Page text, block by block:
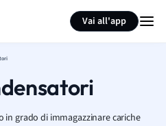
Vai all'app
grado di immagazzinare cariche
Summarize page